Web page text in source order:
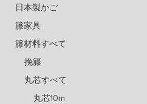
日本製かご
籐家具
籐材料すべて
挽籐
丸芯すべて
丸芯10m